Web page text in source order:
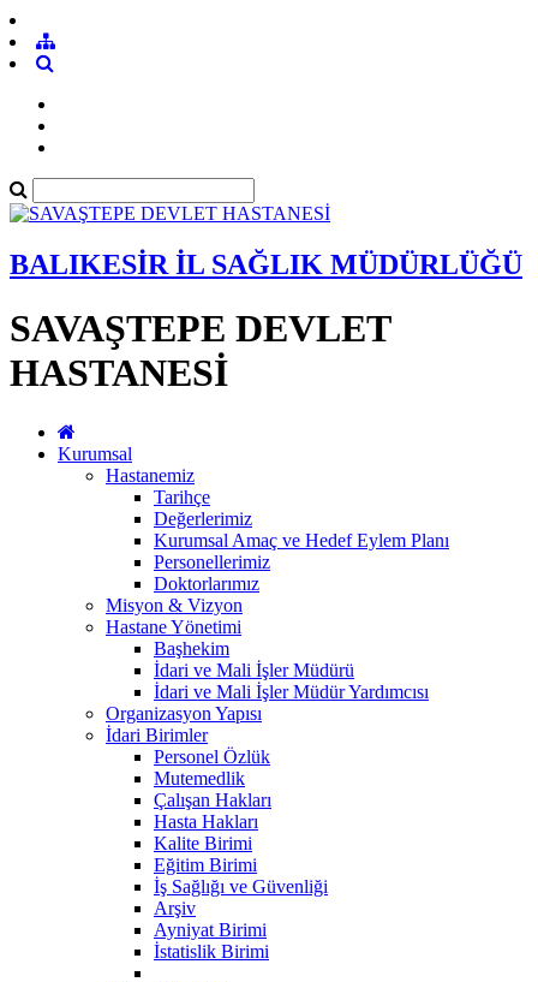
BALIKESİR İL SAĞLIK MÜDÜRLÜĞÜ
SAVAŞTEPE DEVLET
HASTANESİ
Kurumsal
Hastanemiz
Tarihçe
Değerlerimiz
Kurumsal Amaç ve Hedef Eylem Planı
Personellerimiz
Doktorlarımız
Misyon & Vizyon
Hastane Yönetimi
Başhekim
İdari ve Mali İşler Müdürü
İdari ve Mali İşler Müdür Yardımcısı
Organizasyon Yapısı
İdari Birimler
Personel Özlük
Mutemedlik
Çalışan Hakları
Hasta Hakları
Kalite Birimi
Eğitim Birimi
İş Sağlığı ve Güvenliği
Arşiv
Ayniyat Birimi
İstatislik Birimi